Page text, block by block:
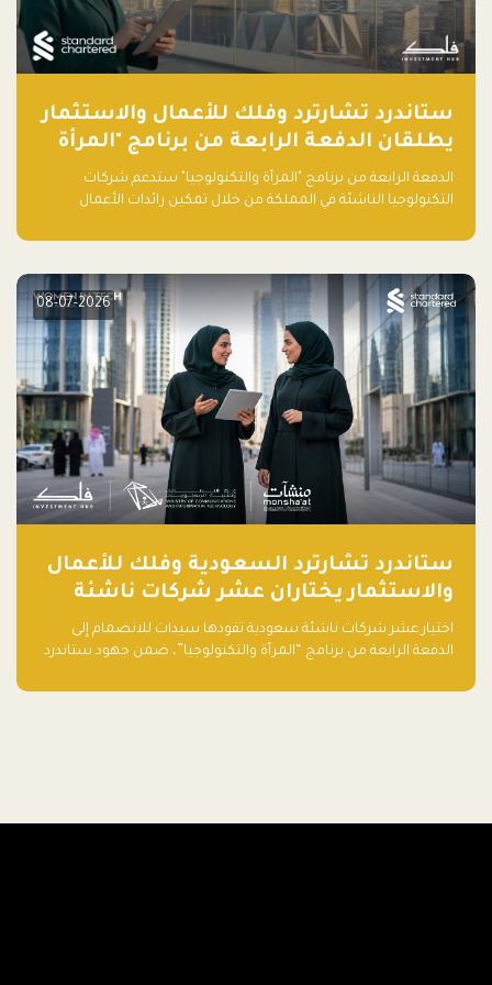
ستاندرد تشارترد وفلك للأعمال والاستثمار
يطلقان الدفعة الرابعة من برنامج "المرأة
والتكنولوجيا" لعام 2026 في المملكة
العربية السعودية
الدفعة الرابعة من برنامج "المرأة والتكنولوجيا" ستدعم شركات
التكنولوجيا الناشئة في المملكة من خلال تمكين رائدات الأعمال
08-07-2026
ستاندرد تشارترد السعودية وفلك للأعمال
والاستثمار يختاران عشر شركات ناشئة
تقودها سيدات للدفعة الرابعة من برنامج
"المرأة والتكنولوجيا"
اختيار عشر شركات ناشئة سعودية تقودها سيدات للانضمام إلى
الدفعة الرابعة من برنامج “المرأة والتكنولوجيا”، ضمن جهود ستاندرد
وتعزيز منظومة الشركات الناشئة في المملكة.